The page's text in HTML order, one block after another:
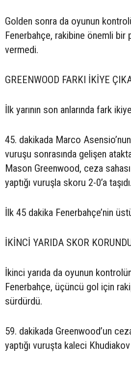
Golden sonra da oyunun
Fenerbahçe, rakibine önemli bir
vermedi.
GREENWOOD FARKI İKİYE
İlk yarının son anlarında fark
45. dakikada Marco
vuruşu sonrasında gelişen
Mason Greenwood, ceza
yaptığı vuruşla skoru 2-0’a taşıdı.
İlk 45 dakika Fenerbahçe’nin
İKİNCİ YARIDA SKOR
İkinci yarıda da oyunun
Fenerbahçe, üçüncü gol için
sürdürdü.
59. dakikada Greenwood’un
yaptığı vuruşta kaleci